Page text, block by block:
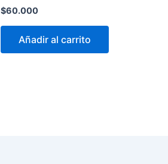
$60.000
Añadir al carrito